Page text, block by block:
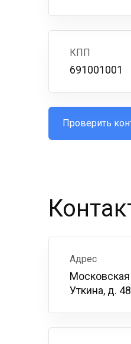
КПП
691001001
Проверить
Адрес
Московская
Уткина, д.